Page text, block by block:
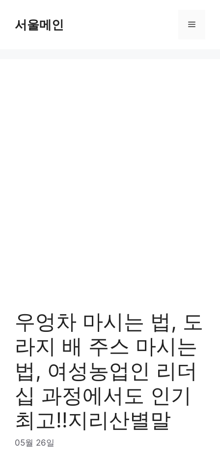
content서울메인 Menu
우엉차 마시는 법, 도
라지 배 주스 마시는
법, 여성농업인 리더
십 과정에서도 인기
최고!!지리산별말
05월 26일